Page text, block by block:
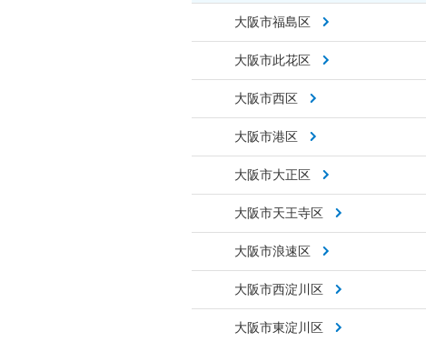
大阪市福島区
大阪市此花区
大阪市西区
大阪市港区
大阪市大正区
大阪市天王寺区
大阪市浪速区
大阪市西淀川区
大阪市東淀川区